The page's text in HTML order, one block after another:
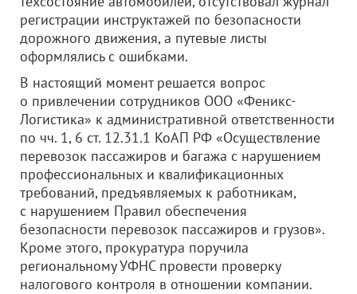
регистрации инструктажей по безопасности
дорожного движения, а путевые листы
оформлялись с ошибками.
В настоящий момент решается вопрос
о привлечении сотрудников ООО «Феникс-
Логистика» к административной ответственности
по чч. 1, 6 ст. 12.31.1 КоАП РФ «Осуществление
перевозок пассажиров и багажа с нарушением
профессиональных и квалификационных
требований, предъявляемых к работникам,
с нарушением Правил обеспечения
безопасности перевозок пассажиров и грузов».
Кроме этого, прокуратура поручила
региональному УФНС провести проверку
налогового контроля в отношении компании.